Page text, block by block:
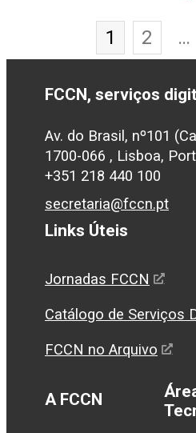
1 2 …
FCCN, serviços
Av. do Brasil, nº101
1700-066 , Lisboa,
+351 218 440 100
secretaria@fccn.pt
Links Úteis
Jornadas FCCN
Catálogo de Serviços
FCCN no Arquivo
A FCCN